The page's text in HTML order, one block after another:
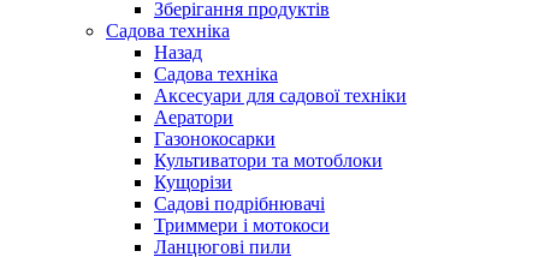
Зберігання продуктів
Садова техніка
Назад
Садова техніка
Аксесуари для садової техніки
Аератори
Газонокосарки
Культиватори та мотоблоки
Кущорізи
Садові подрібнювачі
Триммери і мотокоси
Ланцюгові пили